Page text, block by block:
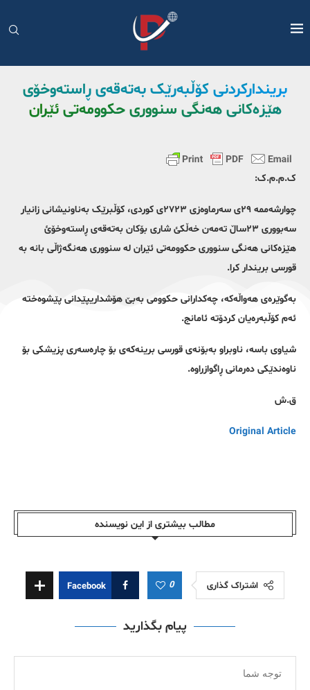
بریندارکردنی کۆڵبەرێک بەتەقەی ڕاستەوخۆی
هێزەکانی هەنگی سنووری حکوومەتی ئێران
ک.م.م.ک:
چوارشەممە ٢٩ی سەرماوەزی ٢٧٢٣ی کوردی، کۆڵبرێک بەناونیشانی زانیار
سەبووری ٢٣ساڵ تەمەن خەڵکئ شاری بۆکان بەتەقەی ڕاستەوخۆئ
هێزەکانی هەنگی سنووری حکوومەتی ئێران لە سنووری هەنگەژاڵی بانە بە
قورسی بریندار کرا.
بەگوێرەی هەواڵەکە، چەکدارانی حکوومی بەبێ هۆشداریپێدانی پێشوەختە
ئەم کۆڵبەرەیان کردۆتە ئامانج.
شیاوی باسە، ناوبراو بەبۆنەی قورسی برینەکەی بۆ چارەسەری پزیشکی بۆ
ناوەندێکی دەرمانی ڕاگوازراوە.
ق.ش
Original Article
مطالب بیشتری از این نویسندە
اشتراک گذاری 0
Facebook
پیام بگذارید